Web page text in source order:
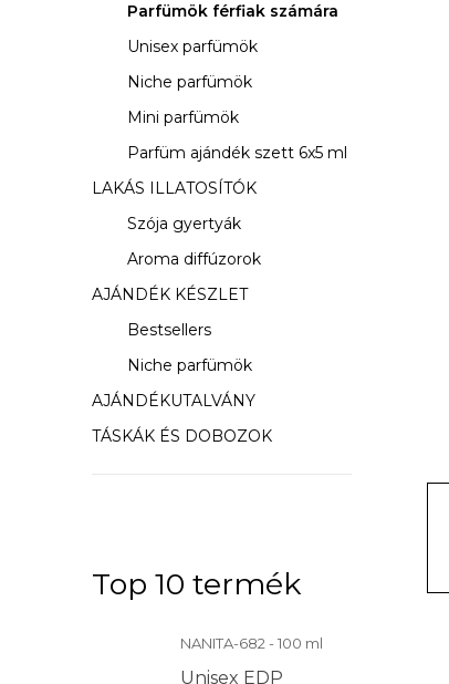
n
Parfümök férfiak számára
Unisex parfümök
Niche parfümök
Mini parfümök
Parfüm ajándék szett 6x5 ml
LAKÁS ILLATOSÍTÓK
Szója gyertyák
Aroma diffúzorok
AJÁNDÉK KÉSZLET
Bestsellers
Niche parfümök
AJÁNDÉKUTALVÁNY
TÁSKÁK ÉS DOBOZOK
Top 10 termék
NANITA-682 - 100 ml
Unisex EDP